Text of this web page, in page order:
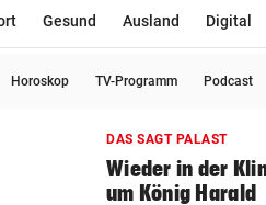
Gesund Ausland Digital
Horoskop TV-Programm Podcast
DAS SAGT PALAST
Wieder in der
um König Harald